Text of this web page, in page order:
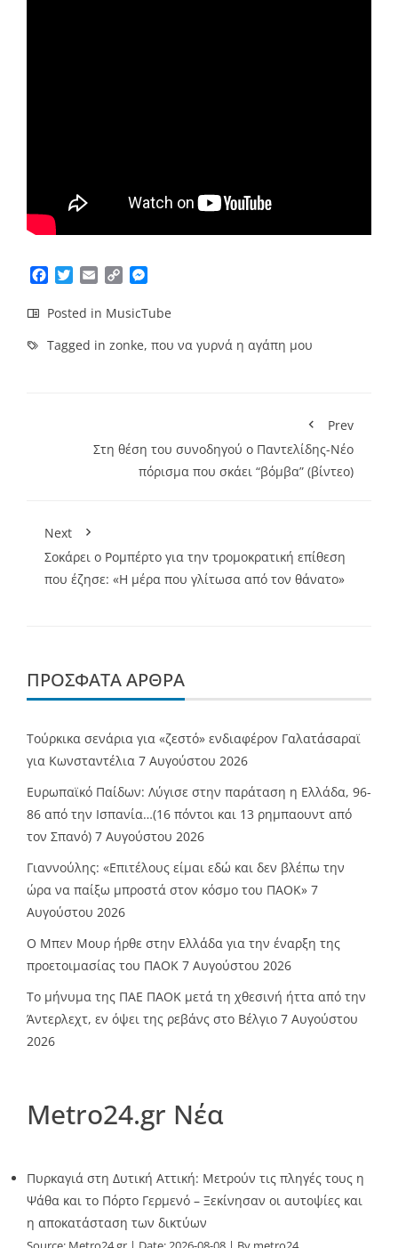
Facebook
TwitterEmailCopy
Posted in MusicTube
Tagged in zonke, που να γυρνά η αγάπη μου
Prev
Στη θέση του συνοδηγού ο Παντελίδης-Νέο
πόρισμα που σκάει “βόμβα” (βίντεο)
Next
Σoκάρει ο Ρομπέρτο για την τρομοκρατική επίθεση
που έζησε: «Η μέρα που γλίτωσα από τον θάνατο»
ΠΡΌΣΦΑΤΑ ΆΡΘΡΑ
Τούρκικα σενάρια για «ζεστό» ενδιαφέρον Γαλατάσαραϊ
για Κωνσταντέλια 7 Αυγούστου 2026
Ευρωπαϊκό Παίδων: Λύγισε στην παράταση η Ελλάδα, 96-
86 από την Ισπανία…(16 πόντοι και 13 ρημπαουντ από
τον Σπανό) 7 Αυγούστου 2026
Γιαννούλης: «Επιτέλους είμαι εδώ και δεν βλέπω την
ώρα να παίξω μπροστά στον κόσμο του ΠΑΟΚ» 7
Αυγούστου 2026
O Mπεν Μουρ ήρθε στην Ελλάδα για την έναρξη της
προετοιμασίας του ΠΑΟΚ 7 Αυγούστου 2026
Το μήνυμα της ΠΑΕ ΠΑΟΚ μετά τη χθεσινή ήττα από την
Άντερλεχτ, εν όψει της ρεβάνς στο Βέλγιο 7 Αυγούστου
2026
Metro24.gr Νέα
Πυρκαγιά στη Δυτική Αττική: Μετρούν τις πληγές τους η
Ψάθα και το Πόρτο Γερμενό – Ξεκίνησαν οι αυτοψίες και
η αποκατάσταση των δικτύων